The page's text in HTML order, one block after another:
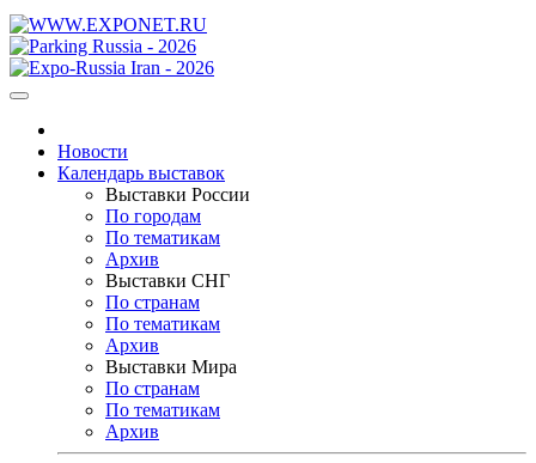
Новости
Календарь выставок
Выставки России
По городам
По тематикам
Архив
Выставки СНГ
По странам
По тематикам
Архив
Выставки Мира
По странам
По тематикам
Архив